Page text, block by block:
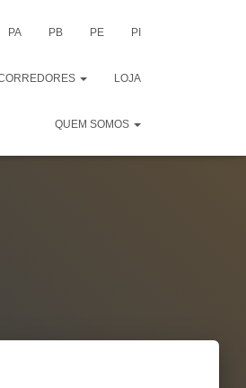
PA PB PE PI
LOJA
QUEM SOMOS